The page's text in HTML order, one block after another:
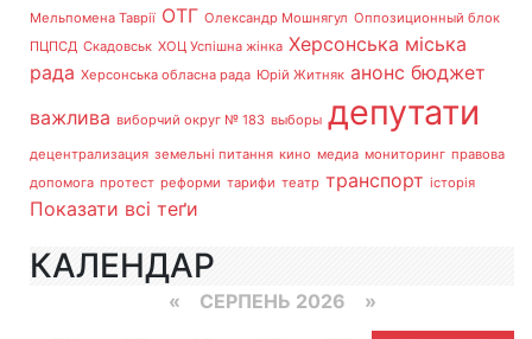
Мельпомена Таврії ОТГ Олександр Мошнягул Оппозиционный блок
ПЦПСД Скадовськ ХОЦ Успішна жінка Херсонська міська
рада Херсонська обласна рада Юрій Житняк анонс бюджет
важлива виборчий округ № 183 выборы депутати
децентрализация земельні питання кино медиа мониторинг правова
допомога протест реформи тарифи театр транспорт історія
Показати всі теґи
КАЛЕНДАР
« СЕРПЕНЬ 2026 »